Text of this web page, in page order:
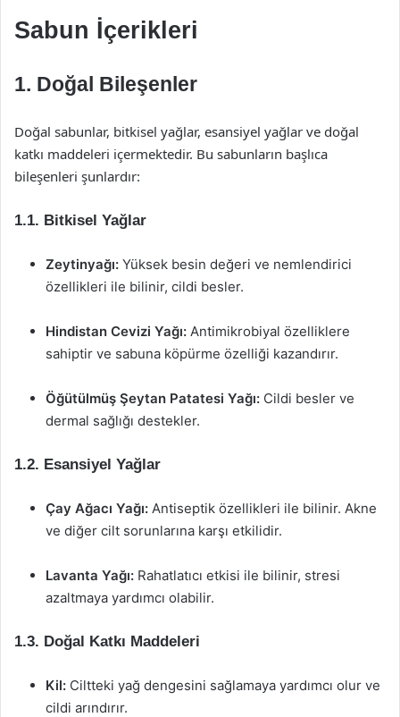
Sabun İçerikleri
1. Doğal Bileşenler
Doğal sabunlar, bitkisel yağlar, esansiyel yağlar ve doğal
katkı maddeleri içermektedir. Bu sabunların başlıca
bileşenleri şunlardır:
1.1. Bitkisel Yağlar
Zeytinyağı: Yüksek besin değeri ve nemlendirici
özellikleri ile bilinir, cildi besler.
Hindistan Cevizi Yağı: Antimikrobiyal özelliklere
sahiptir ve sabuna köpürme özelliği kazandırır.
Öğütülmüş Şeytan Patatesi Yağı: Cildi besler ve
dermal sağlığı destekler.
1.2. Esansiyel Yağlar
Çay Ağacı Yağı: Antiseptik özellikleri ile bilinir. Akne
ve diğer cilt sorunlarına karşı etkilidir.
Lavanta Yağı: Rahatlatıcı etkisi ile bilinir, stresi
azaltmaya yardımcı olabilir.
1.3. Doğal Katkı Maddeleri
Kil: Ciltteki yağ dengesini sağlamaya yardımcı olur ve
cildi arındırır.